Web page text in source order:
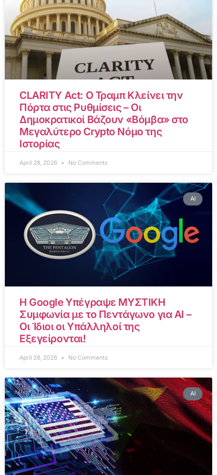
CLARITY Act: Ο Τραμπ Κλείνει την
Πόρτα στις Ρυθμίσεις – Οι
Δημοκρατικοί Βάζουν «Βόμβα» στο
Μεγαλύτερο Crypto Νόμο της
Ιστορίας
April 28, 2026 No Comments
AI
Η Google Υπέγραψε ΜΥΣΤΙΚΗ
Συμφωνία με το Πεντάγωνο για AI –
Οι Ίδιοι οι Υπάλληλοί της
Εξεγείρονται!
April 28, 2026 No Comments
AI